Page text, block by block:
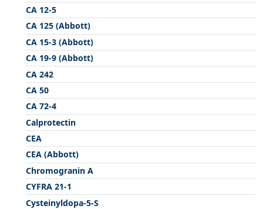
CA 12-5
CA 125 (Abbott)
CA 15-3 (Abbott)
CA 19-9 (Abbott)
CA 242
CA 50
CA 72-4
Calprotectin
CEA
CEA (Abbott)
Chromogranin A
CYFRA 21-1
Cysteinyldopa-5-S